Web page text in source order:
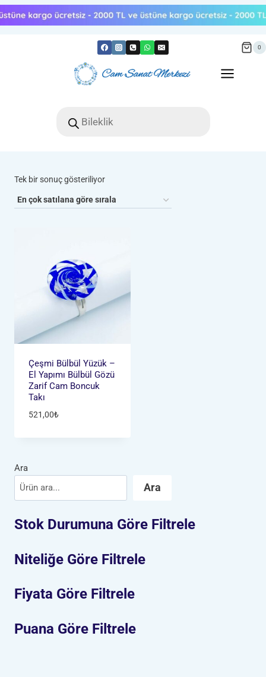
Skip
to
0
search
Tek bir sonuç gösteriliyor
Çeşmi Bülbül Yüzük –
El Yapımı Bülbül Gözü
Zarif Cam Boncuk
Takı
521,00₺
Ara
Ara
Stok Durumuna Göre Filtrele
Niteliğe Göre Filtrele
Fiyata Göre Filtrele
Puana Göre Filtrele